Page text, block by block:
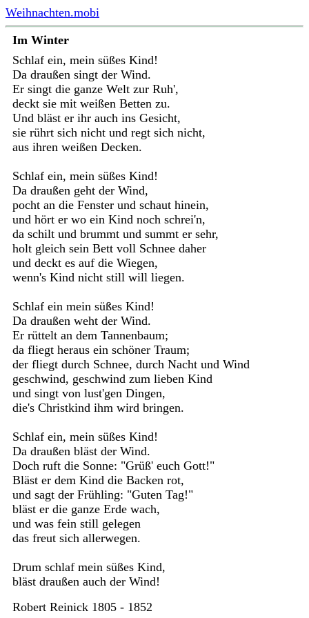
Weihnachten.mobi
Im Winter
Schlaf ein, mein süßes Kind!
Da draußen singt der Wind.
Er singt die ganze Welt zur Ruh',
deckt sie mit weißen Betten zu.
Und bläst er ihr auch ins Gesicht,
sie rührt sich nicht und regt sich nicht,
aus ihren weißen Decken.
Schlaf ein, mein süßes Kind!
Da draußen geht der Wind,
pocht an die Fenster und schaut hinein,
und hört er wo ein Kind noch schrei'n,
da schilt und brummt und summt er sehr,
holt gleich sein Bett voll Schnee daher
und deckt es auf die Wiegen,
wenn's Kind nicht still will liegen.
Schlaf ein mein süßes Kind!
Da draußen weht der Wind.
Er rüttelt an dem Tannenbaum;
da fliegt heraus ein schöner Traum;
der fliegt durch Schnee, durch Nacht und Wind
geschwind, geschwind zum lieben Kind
und singt von lust'gen Dingen,
die's Christkind ihm wird bringen.
Schlaf ein, mein süßes Kind!
Da draußen bläst der Wind.
Doch ruft die Sonne: "Grüß' euch Gott!"
Bläst er dem Kind die Backen rot,
und sagt der Frühling: "Guten Tag!"
bläst er die ganze Erde wach,
und was fein still gelegen
das freut sich allerwegen.
Drum schlaf mein süßes Kind,
bläst draußen auch der Wind!
Robert Reinick 1805 - 1852